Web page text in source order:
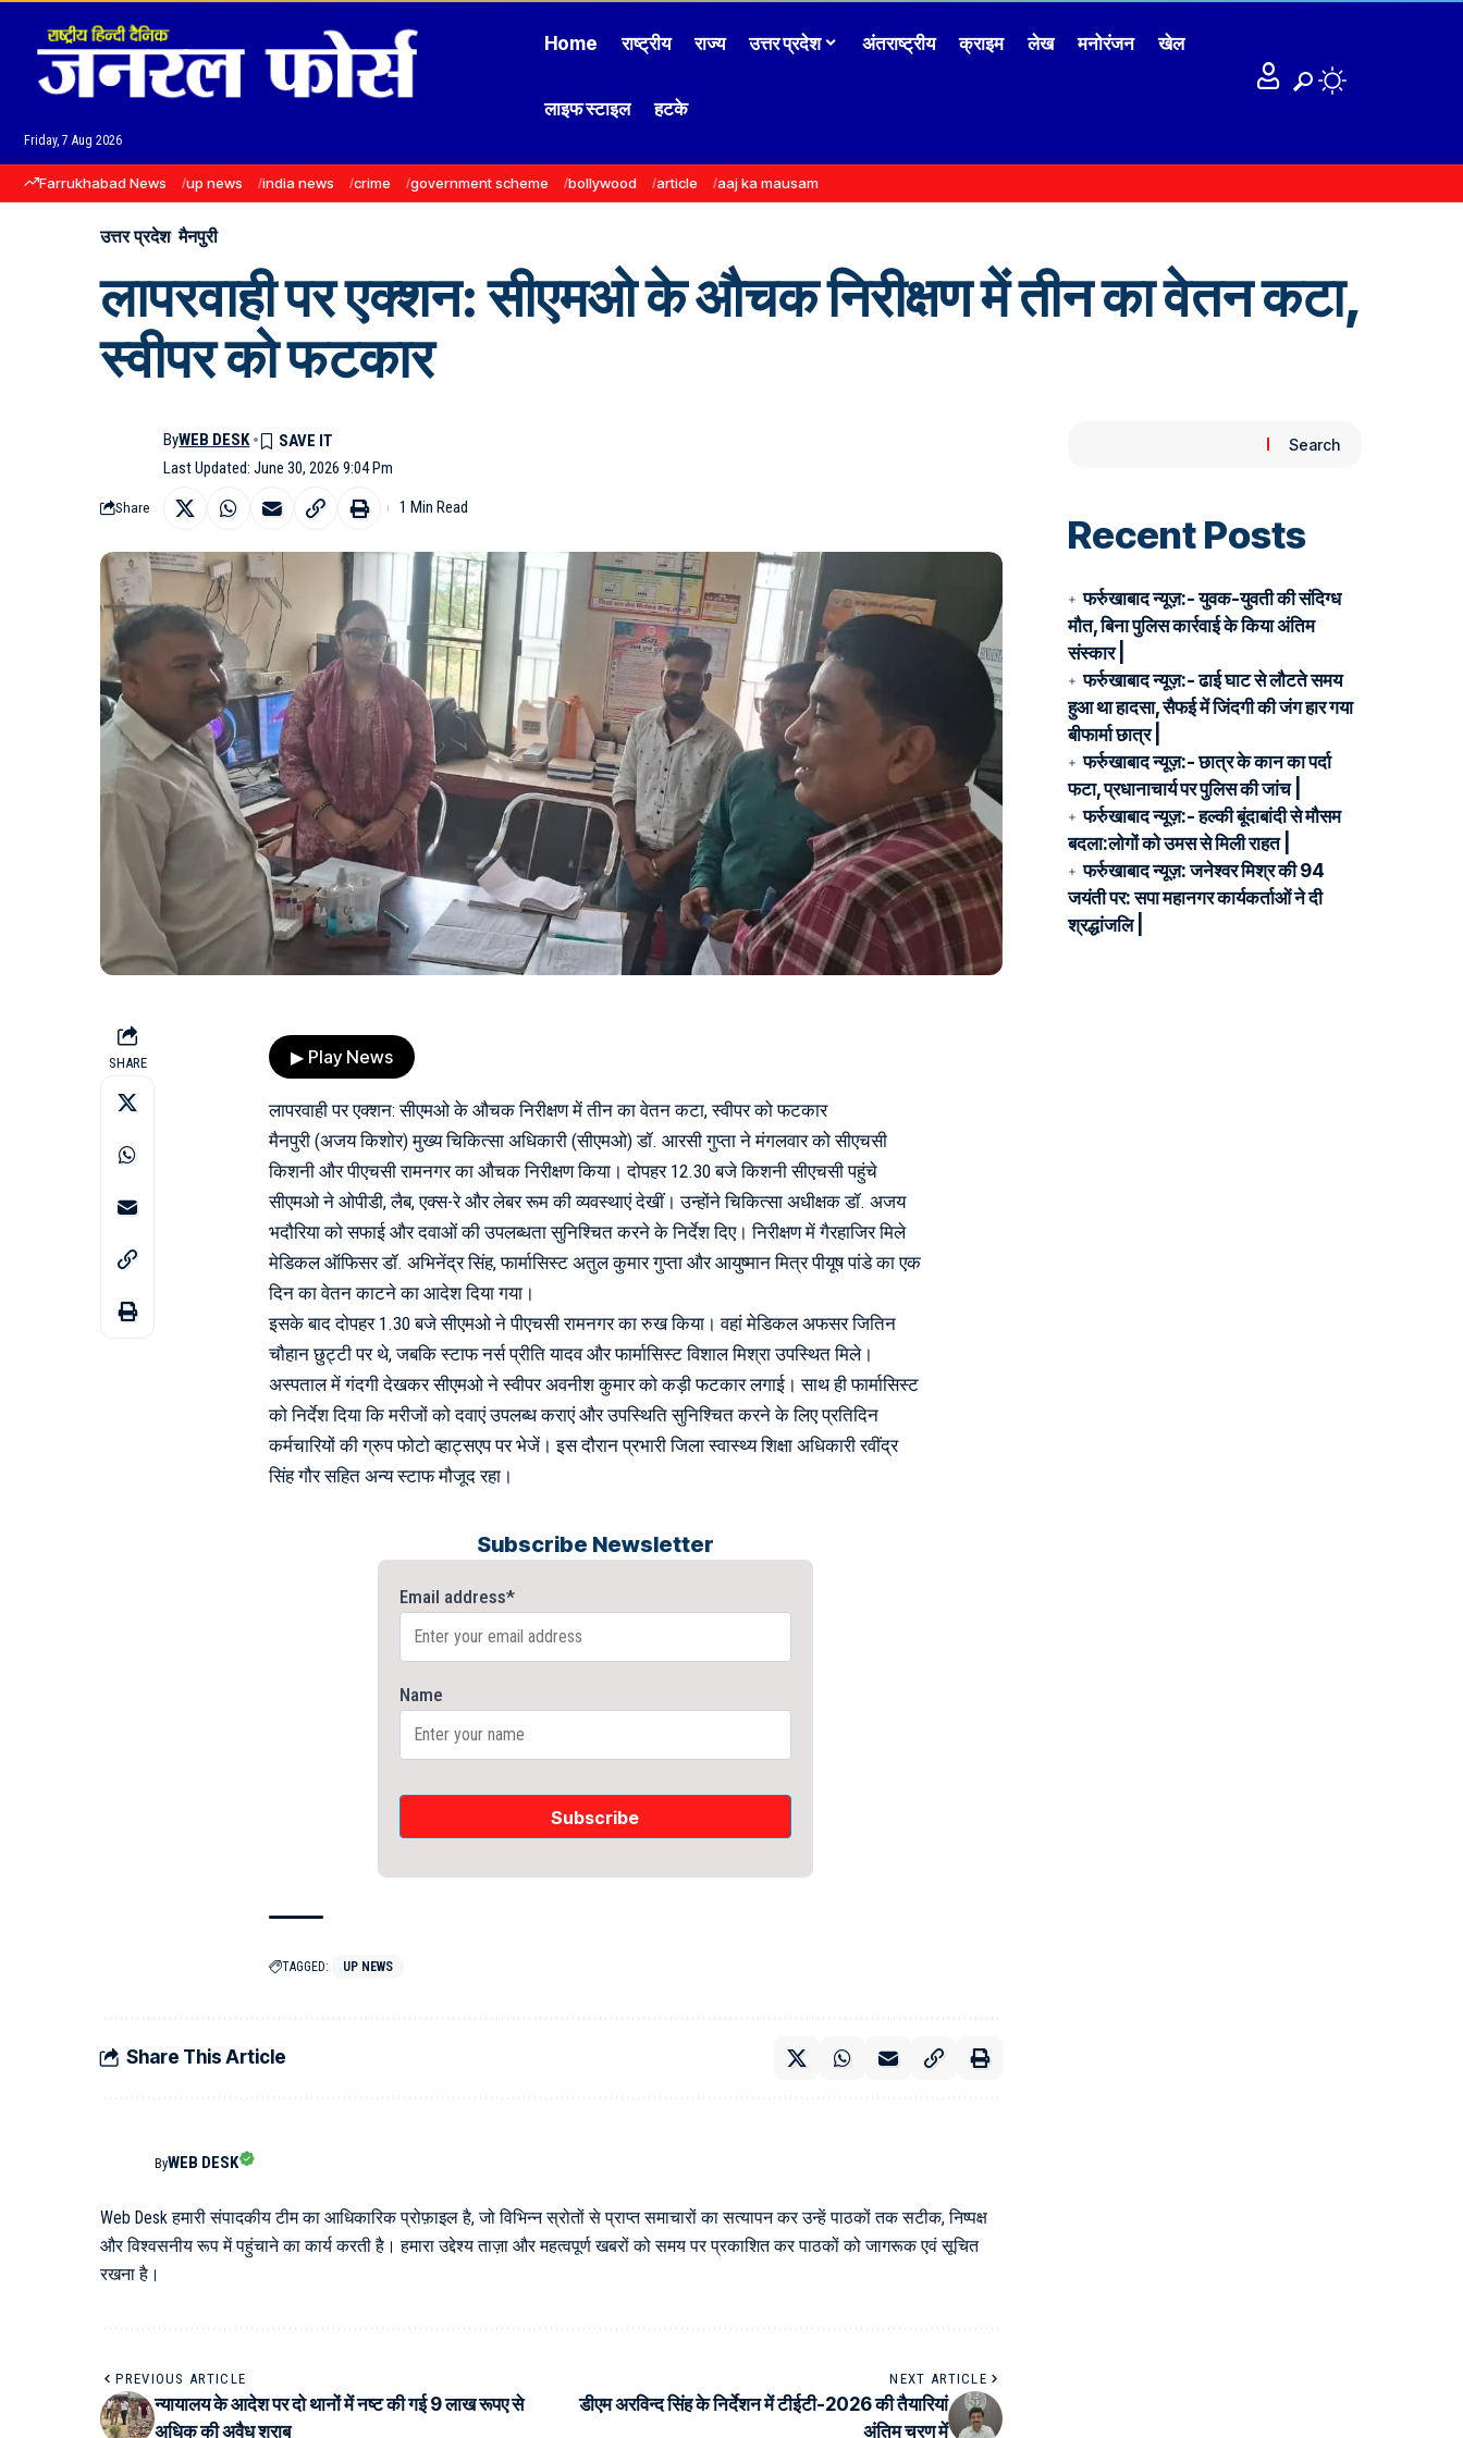
Friday, 7 Aug 2026
Home राष्ट्रीय राज्य उत्तर प्रदेश अंतराष्ट्रीय क्राइम लेख मनोरंजन खेल
लाइफ स्टाइल हटके
Farrukhabad News up news india news crime government scheme bollywood article aaj ka mausam
उत्तर प्रदेश मैनपुरी
लापरवाही पर एक्शन: सीएमओ के औचक निरीक्षण में तीन का वेतन कटा,
स्वीपर को फटकार
Last Updated: June 30, 2026 9:04 Pm
ByWEB DESK
Share 1 Min Read
SHARE ▶ Play News
लापरवाही पर एक्शन: सीएमओ के औचक निरीक्षण में तीन का वेतन कटा, स्वीपर को फटकार
मैनपुरी (अजय किशोर) मुख्य चिकित्सा अधिकारी (सीएमओ) डॉ. आरसी गुप्ता ने मंगलवार को सीएचसी
किशनी और पीएचसी रामनगर का औचक निरीक्षण किया। दोपहर 12.30 बजे किशनी सीएचसी पहुंचे
सीएमओ ने ओपीडी, लैब, एक्स-रे और लेबर रूम की व्यवस्थाएं देखीं। उन्होंने चिकित्सा अधीक्षक डॉ. अजय
भदौरिया को सफाई और दवाओं की उपलब्धता सुनिश्चित करने के निर्देश दिए। निरीक्षण में गैरहाजिर मिले
मेडिकल ऑफिसर डॉ. अभिनेंद्र सिंह, फार्मासिस्ट अतुल कुमार गुप्ता और आयुष्मान मित्र पीयूष पांडे का एक
दिन का वेतन काटने का आदेश दिया गया।
इसके बाद दोपहर 1.30 बजे सीएमओ ने पीएचसी रामनगर का रुख किया। वहां मेडिकल अफसर जितिन
चौहान छुट्टी पर थे, जबकि स्टाफ नर्स प्रीति यादव और फार्मासिस्ट विशाल मिश्रा उपस्थित मिले।
अस्पताल में गंदगी देखकर सीएमओ ने स्वीपर अवनीश कुमार को कड़ी फटकार लगाई। साथ ही फार्मासिस्ट
को निर्देश दिया कि मरीजों को दवाएं उपलब्ध कराएं और उपस्थिति सुनिश्चित करने के लिए प्रतिदिन
कर्मचारियों की ग्रुप फोटो व्हाट्सएप पर भेजें। इस दौरान प्रभारी जिला स्वास्थ्य शिक्षा अधिकारी रवींद्र
सिंह गौर सहित अन्य स्टाफ मौजूद रहा।
Subscribe Newsletter
Email address*
Name
TAGGED: UP NEWS
Share This Article
ByWEB DESK
Web Desk हमारी संपादकीय टीम का आधिकारिक प्रोफ़ाइल है, जो विभिन्न स्रोतों से प्राप्त समाचारों का सत्यापन कर उन्हें पाठकों तक सटीक, निष्पक्ष
और विश्वसनीय रूप में पहुंचाने का कार्य करती है। हमारा उद्देश्य ताज़ा और महत्वपूर्ण खबरों को समय पर प्रकाशित कर पाठकों को जागरूक एवं सूचित
रखना है।
PREVIOUS ARTICLE
न्यायालय के आदेश पर दो थानों में नष्ट की गई 9 लाख रूपए से
अधिक की अवैध शराब
NEXT ARTICLE
डीएम अरविन्द सिंह के निर्देशन में टीईटी-2026 की तैयारियां
अंतिम चरण में
Search
Recent Posts
फर्रुखाबाद न्यूज़:- युवक-युवती की संदिग्ध
मौत, बिना पुलिस कार्रवाई के किया अंतिम
संस्कार |
फर्रुखाबाद न्यूज़:- ढाई घाट से लौटते समय
हुआ था हादसा, सैफई में जिंदगी की जंग हार गया
बीफार्मा छात्र |
फर्रुखाबाद न्यूज़:- छात्र के कान का पर्दा
फटा, प्रधानाचार्य पर पुलिस की जांच |
फर्रुखाबाद न्यूज़:- हल्की बूंदाबांदी से मौसम
बदला:लोगों को उमस से मिली राहत |
फर्रुखाबाद न्यूज़: जनेश्वर मिश्र की 94
जयंती पर: सपा महानगर कार्यकर्ताओं ने दी
श्रद्धांजलि |